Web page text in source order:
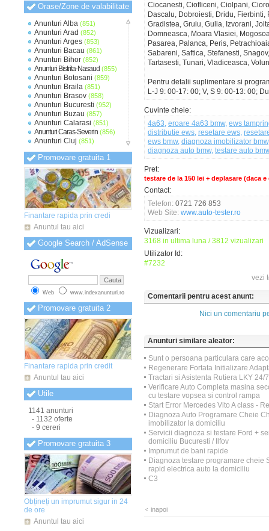
Orase/Zone de valabilitate
Anunturi Alba (851)
Anunturi Arad (852)
Anunturi Arges (853)
Anunturi Bacau (861)
Anunturi Bihor (852)
Anunturi Bistrita-Nasaud (855)
Anunturi Botosani (859)
Anunturi Braila (851)
Anunturi Brasov (858)
Anunturi Bucuresti (952)
Anunturi Buzau (857)
Anunturi Calarasi (851)
Anunturi Caras-Severin (856)
Anunturi Cluj (851)
Anunturi Constanta
Anunturi Covasna(848)
Anunturi Dambovita(851)
Anunturi Dolj(852)
Anunturi Galati(853)
Anunturi Giurgiu(849)
Anunturi Gorj(848)
Anunturi Harghita (849)
Anunturi Hunedoara
Anunturi Ialomita
Anunturi Iasi(851)
Anunturi Ilfov(856)
Anunturi Maramures
Anunturi Mehedinti
Anunturi Mures(848)
Anunturi Neamt(850)
Anunturi Olt(848)
Anunturi Oradea(850)
Anunturi Prahova(849)
Anunturi Salaj(851)
Anunturi Satu Mare(853)
Anunturi Sibiu(857)
Anunturi Suceava(858)
Anunturi Teleorman(856)
Anunturi Timis(859)
Anunturi Tulcea
Anunturi Vaslui
Anunturi Vrancea(853)
Promovare gratuita 1
Finantare rapida prin credi
Anuntul tau aici
Google Search / AdSense
Web www.indexanunturi.ro
Promovare gratuita 2
Finantare rapida prin credit
Anuntul tau aici
Utile
1141 anunturi
- 1132 oferte
- 9 cereri
Promovare gratuita 3
Obțineți un imprumut sigur in 24
de ore
Anuntul tau aici
Ciocanesti, Ciofliceni, Ciolpani,
Dascalu, Dobroiesti, Dridu, Fierbinti,
Gradistea, Gruiu, Gulia, Izvorani,
Domneasca, Moara Vlasiei,
Pasarea, Palanca, Peris,
Sabareni, Saftica, Stefanesti,
Tartasesti, Tunari, Vladiceasca,
Pentru detalii suplimentare si
L-J 9: 00-17: 00; V, S 9: 00-13: 00;
Cuvinte cheie:
4a63, eroare 4a63 bmw, ews
distributie ews, resetare ews,
ews bmw, diagnoza imobilizator bmw
diagnoza auto bmw, testare auto
Pret:
testare de la 150 lei + deplasare (daca e
Contact:
Telefon: 0721 726 853
Web Site: www.auto-tester.ro
Vizualizari:
3168 in ultima luna / 3812 vizualizari
Utilizator Id:
#7232
vezi
Comentarii pentru acest anunt:
Nici un comentariu
Anunturi similare aleator:
Sunt o persoana particulara care
Regenerare Fortata Initializare
Tractari si Asistenta Rutiera LKY 24/7
Verificare Auto Completa masina
cu testare vopsea si control rampa
Start Error Mercedes Vito A class -
Diagnoza Auto Programare Cheie
imobilizator la domiciliu
Servicii diagnoza si testare Ford +
domiciliu Bucuresti / Ilfov
Imprumut de bani rapide
Diagnoza testare programare cheie
rapid electrica auto la domiciliu
C3
inapoi